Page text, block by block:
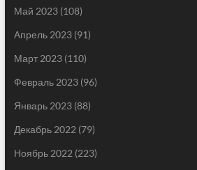
Май 2023(108)
Апрель 2023(91)
Март 2023(110)
Февраль 2023(96)
Январь 2023(88)
Декабрь 2022 (79)
Ноябрь 2022 (223)